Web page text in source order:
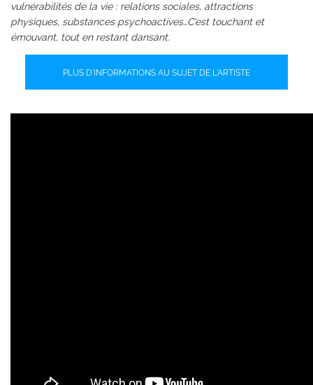
vulnérabilités de la vie : relations sociales, attractions
physiques, substances psychoactives…C’est touchant et
émouvant, tout en restant dansant.
PLUS D'INFORMATIONS AU SUJET DE L'ARTISTE